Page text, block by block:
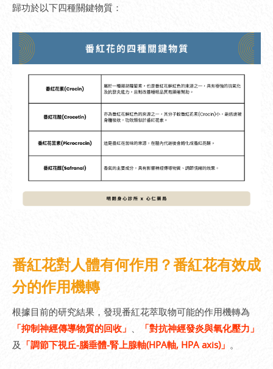
歸功於以下四種關鍵物質：
番紅花對人體有何作用？番紅花有效成
分的作用機轉
根據目前的研究結果，發現番紅花萃取物可能的作用機轉為
「抑制神經傳導物質的回收」
「對抗神經發炎與氧化壓力」
及 「調節下視丘-腦垂體-腎上腺軸(HPA軸, HPA axis)」 。